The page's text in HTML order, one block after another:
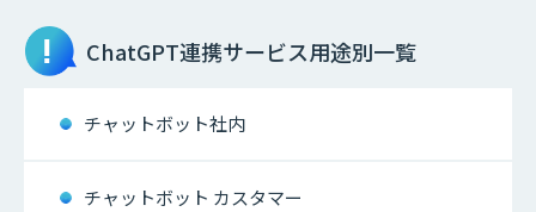
ChatGPT連携サービス用途別一覧
チャットボット社内
チャットボット カスタマー